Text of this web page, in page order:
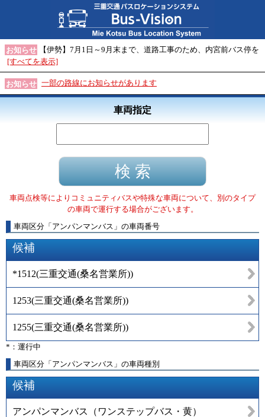
お知らせ
【伊勢】7月1日～9月末まで、道路工事のため、内宮前バス停を
[すべてを表示]
お知らせ 一部の路線にお知らせがあります
車両指定
車両点検等によりコミュニティバスや特殊な車両について、別のタイプ
の車両で運行する場合がございます。
車両区分 「 アンパンマンバス 」 の車両番号
候補
*1512(三重交通(桑名営業所))
1253(三重交通(桑名営業所))
1255(三重交通(桑名営業所))
*：運行中
車両区分「アンパンマンバス」の車両種別
候補
アンパンマンバス（ワンステップバス・黄）